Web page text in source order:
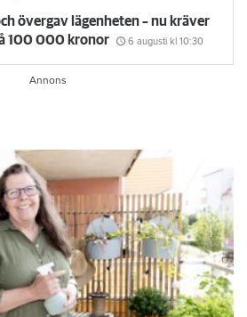
övergav lägenheten – nu kräver
100 000 kronor
6 augusti kl 10:30